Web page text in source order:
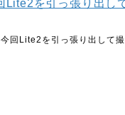
今回Lite2を引っ張り出して